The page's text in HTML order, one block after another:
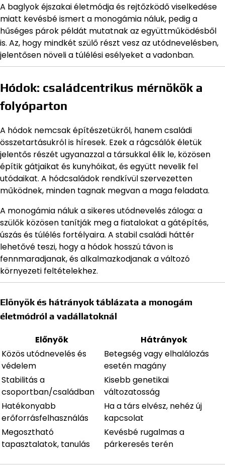
A baglyok éjszakai életmódja és rejtőzködő viselkedése
miatt kevésbé ismert a monogámia náluk, pedig a
hűséges párok példát mutatnak az együttműködésből
is. Az, hogy mindkét szülő részt vesz az utódnevelésben,
jelentősen növeli a túlélési esélyeket a vadonban.
Hódok: családcentrikus mérnökök a
folyóparton
A hódok nemcsak építészetükről, hanem családi
összetartásukról is híresek. Ezek a rágcsálók életük
jelentős részét ugyanazzal a társukkal élik le, közösen
építik gátjaikat és kunyhóikat, és együtt nevelik fel
utódaikat. A hódcsaládok rendkívül szervezetten
működnek, minden tagnak megvan a maga feladata.
A monogámia náluk a sikeres utódnevelés záloga: a
szülők közösen tanítják meg a fiatalokat a gátépítés,
úszás és túlélés fortélyaira. A stabil családi háttér
lehetővé teszi, hogy a hódok hosszú távon is
fennmaradjanak, és alkalmazkodjanak a változó
környezeti feltételekhez.
Előnyök és hátrányok táblázata a monogám
életmódról a vadállatoknál
Előnyök
Hátrányok
Közös utódnevelés és
védelem
Betegség vagy elhalálozás
esetén magány
Stabilitás a
csoportban/családban
Kisebb genetikai
változatosság
Hatékonyabb
erőforrásfelhasználás
Ha a társ elvész, nehéz új
kapcsolat
Megosztható
tapasztalatok, tanulás
Kevésbé rugalmas a
párkeresés terén